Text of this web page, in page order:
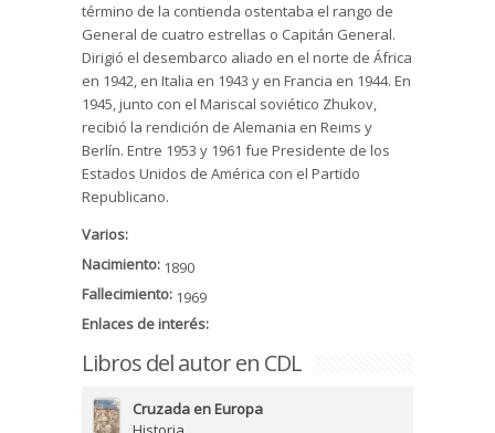
término de la contienda ostentaba el rango de
General de cuatro estrellas o Capitán General.
Dirigió el desembarco aliado en el norte de África
en 1942, en Italia en 1943 y en Francia en 1944. En
1945, junto con el Mariscal soviético Zhukov,
recibió la rendición de Alemania en Reims y
Berlín. Entre 1953 y 1961 fue Presidente de los
Estados Unidos de América con el Partido
Republicano.
Varios:
Nacimiento: 1890
Fallecimiento: 1969
Enlaces de interés:
Libros del autor en CDL
Cruzada en Europa